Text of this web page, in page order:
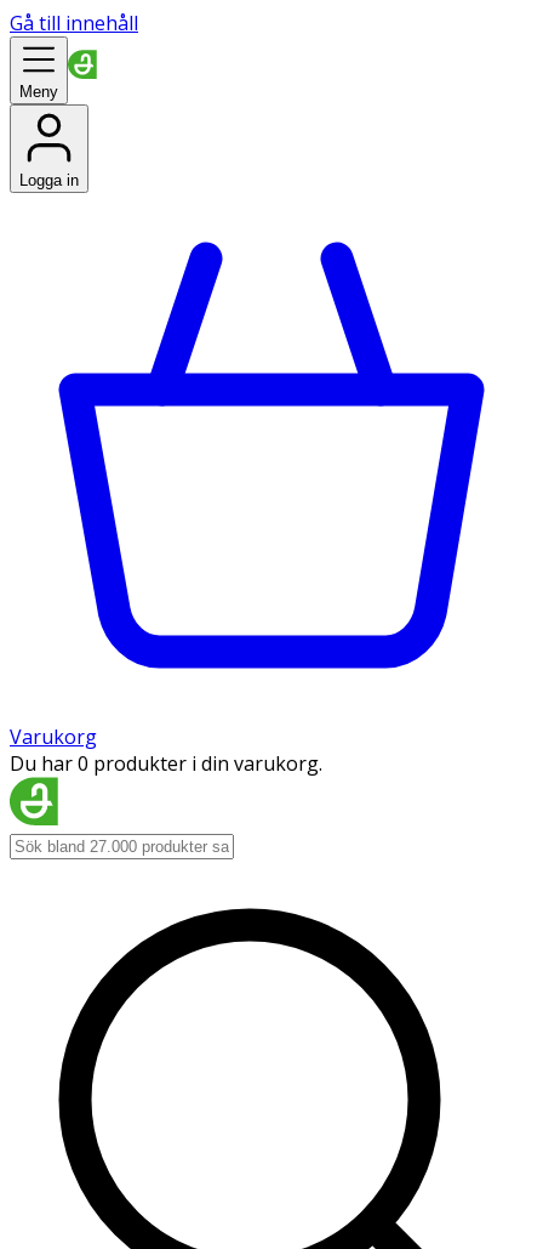
Gå till innehåll
Meny
Logga in
Varukorg
Du har 0 produkter i din varukorg.